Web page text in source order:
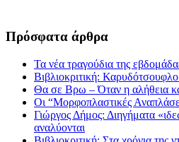
Πρόσφατα άρθρα
Τα νέα τραγούδια της
Βιβλιοκριτική:
Θα σε Βρω – Όταν η αλήθεια
Οι “Μορφοπλαστικές
Γιώργος Δήμος: Διηγήματα
αναλύονται